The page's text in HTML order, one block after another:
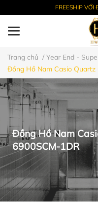
FREESHIP
Trang chủ / Year End -
Đồng Hồ Nam Casio Quartz
Đồng Hồ Nam
6900SCM-1DR